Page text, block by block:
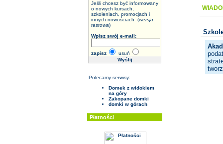
Jeśli chcesz być informowany
o nowych kursach,
szkoleniach, promocjach i
innych nowościach. (wersja
testowa)
Wpisz swój e-mail:
zapisz usuń
Polecamy serwisy:
Domek z widokiem
na góry
Zakopane domki
domki w górach
Płatności